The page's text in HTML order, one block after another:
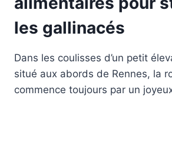
les gallinacés
Dans les coulisses d’un petit
situé aux abords de Rennes, la
commence toujours par un